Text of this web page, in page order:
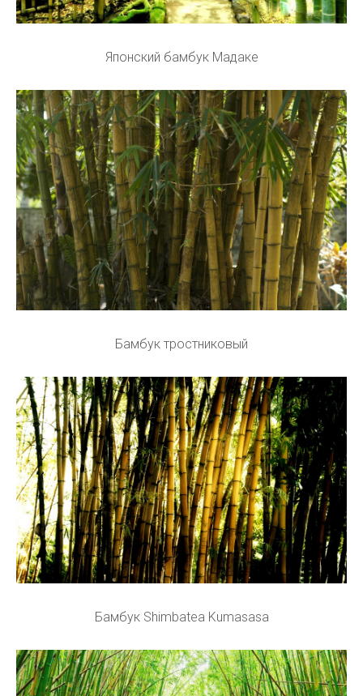
Японский бамбук Мадаке
Бамбук тростниковый
Бамбук Shimbatea Kumasasa